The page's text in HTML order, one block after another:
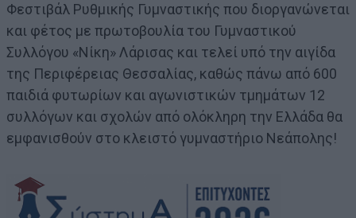
Φεστιβάλ Ρυθμικής Γυμναστικής που διοργανώνεται
και φέτος με πρωτοβουλία του Γυμναστικού
Συλλόγου «Νίκη» Λάρισας και τελεί υπό την αιγίδα
της Περιφέρειας Θεσσαλίας, καθώς πάνω από 600
παιδιά φυτωρίων και αγωνιστικών τμημάτων 12
συλλόγων και σχολών από ολόκληρη την Ελλάδα θα
εμφανισθούν στο κλειστό γυμναστήριο Νεάπολης!